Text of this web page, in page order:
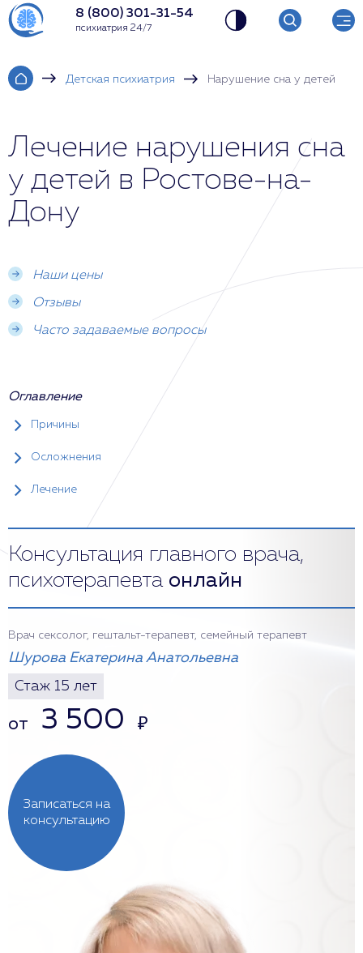
8 (800) 301-31-54
психиатрия 24/7
Детская психиатрия Нарушение сна у детей
Лечение нарушения сна
у детей в Ростове-на-
Дону
Наши цены
Отзывы
Часто задаваемые вопросы
Оглавление
Причины
Осложнения
Лечение
Консультация главного врача,
психотерапевта онлайн
Записаться на
консультацию
Врач сексолог, гештальт-терапевт, семейный терапевт
Шурова Екатерина Анатольевна
Стаж 15 лет
от 3 500 ₽